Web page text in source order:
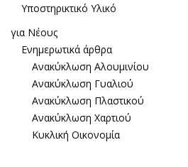
Υποστηρικτικό Υλικό
για Νέους
Ενημερωτικά άρθρα
Ανακύκλωση Αλουμινίου
Ανακύκλωση Γυαλιού
Ανακύκλωση Πλαστικού
Ανακύκλωση Χαρτιού
Κυκλική Οικονομία